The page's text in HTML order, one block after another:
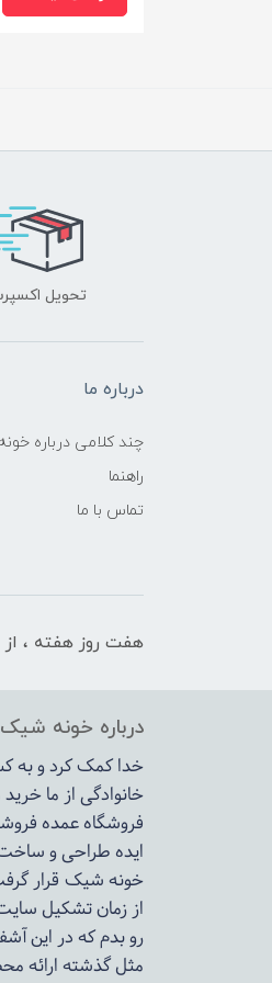
تحویل
درباره ما
چند کلامی درباره
راهنما
تماس با ما
هفت روز هفته ، از ساعت 10:00 تا 22:00
درباره خونه شیک
خدا کمک کرد و به
خانوادگی از ما
فروشگاه عمده
ایده طراحی و ساخت وبسایت
خونه شیک قرار گرفت و در
از زمان تشکیل
رو بدم که در این
مثل گذشته ارائه